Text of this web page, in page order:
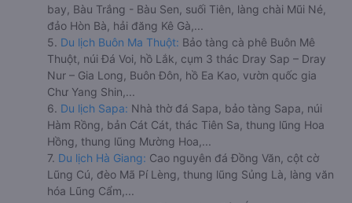
bay, Bàu Trắng - Bàu Sen, suối Tiên, làng chài Mũi Né,
đảo Hòn Bà, hải đăng Kê Gà,...
5. Du lịch Buôn Ma Thuột: Bảo tàng cà phê Buôn Mê
Thuột, núi Đá Voi, hồ Lắk, cụm 3 thác Dray Sap – Dray
Nur – Gia Long, Buôn Đôn, hồ Ea Kao, vườn quốc gia
Chư Yang Shin,...
6. Du lịch Sapa: Nhà thờ đá Sapa, bảo tàng Sapa, núi
Hàm Rồng, bản Cát Cát, thác Tiên Sa, thung lũng Hoa
Hồng, thung lũng Mường Hoa,...
7. Du lịch Hà Giang: Cao nguyên đá Đồng Văn, cột cờ
Lũng Cú, đèo Mã Pí Lèng, thung lũng Sủng Là, làng văn
hóa Lũng Cẩm,...